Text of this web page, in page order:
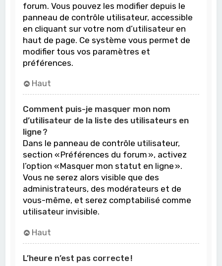
forum. Vous pouvez les modifier depuis le
panneau de contrôle utilisateur, accessible
en cliquant sur votre nom d’utilisateur en
haut de page. Ce système vous permet de
modifier tous vos paramètres et
préférences.
Haut
Comment puis-je masquer mon nom
d’utilisateur de la liste des utilisateurs en
ligne ?
Dans le panneau de contrôle utilisateur,
section « Préférences du forum », activez
l’option « Masquer mon statut en ligne ».
Vous ne serez alors visible que des
administrateurs, des modérateurs et de
vous-même, et serez comptabilisé comme
utilisateur invisible.
Haut
L’heure n’est pas correcte !